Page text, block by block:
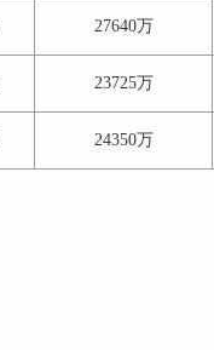
27640万
23725万
24350万